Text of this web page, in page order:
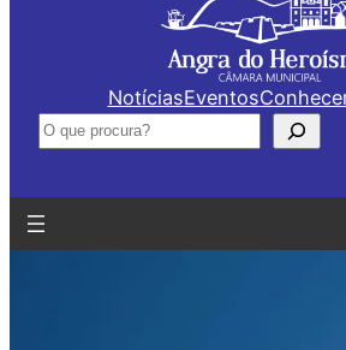
NotíciasEventos
Pesquisar